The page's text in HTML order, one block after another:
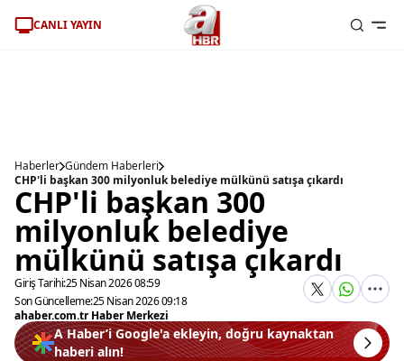
CANLI YAYIN
Haberler Gündem Haberleri
CHP'li başkan 300 milyonluk belediye mülkünü satışa çıkardı
CHP'li başkan 300
milyonluk belediye
mülkünü satışa çıkardı
Giriş Tarihi:25 Nisan 2026 08:59
Son Güncelleme:25 Nisan 2026 09:18
ahaber.com.tr Haber Merkezi
A Haber’i Google'a ekleyin, doğru kaynaktan
haberi alın!